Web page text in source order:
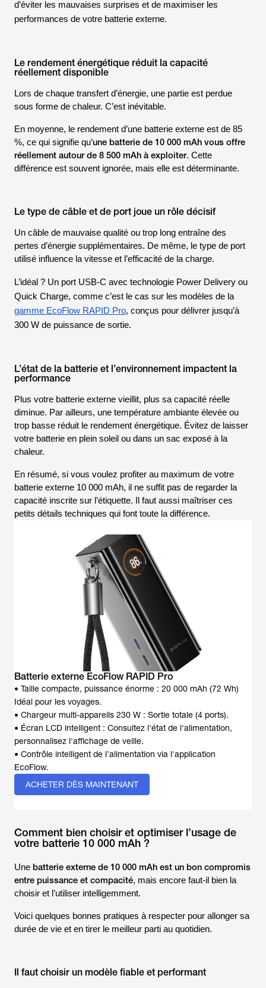
d’éviter les mauvaises surprises et de maximiser les
performances de votre batterie externe.
Le rendement énergétique réduit la capacité
réellement disponible
Lors de chaque transfert d’énergie, une partie est perdue
sous forme de chaleur. C’est inévitable.
En moyenne, le rendement d’une batterie externe est de 85
%, ce qui signifie qu’une batterie de 10 000 mAh vous offre
réellement autour de 8 500 mAh à exploiter. Cette
différence est souvent ignorée, mais elle est déterminante.
Le type de câble et de port joue un rôle décisif
Un câble de mauvaise qualité ou trop long entraîne des
pertes d’énergie supplémentaires. De même, le type de port
utilisé influence la vitesse et l’efficacité de la charge.
L’idéal ? Un port USB-C avec technologie Power Delivery ou
Quick Charge, comme c’est le cas sur les modèles de la
gamme EcoFlow RAPID Pro, conçus pour délivrer jusqu’à
300 W de puissance de sortie.
L’état de la batterie et l’environnement impactent la
performance
Plus votre batterie externe vieillit, plus sa capacité réelle
diminue. Par ailleurs, une température ambiante élevée ou
trop basse réduit le rendement énergétique. Évitez de laisser
votre batterie en plein soleil ou dans un sac exposé à la
chaleur.
En résumé, si vous voulez profiter au maximum de votre
batterie externe 10 000 mAh, il ne suffit pas de regarder la
capacité inscrite sur l’étiquette. Il faut aussi maîtriser ces
petits détails techniques qui font toute la différence.
Batterie externe EcoFlow RAPID Pro
• Taille compacte, puissance énorme : 20 000 mAh (72 Wh)
Idéal pour les voyages.
• Chargeur multi-appareils 230 W : Sortie totale (4 ports).
• Écran LCD intelligent : Consultez l'état de l'alimentation,
personnalisez l'affichage de veille.
• Contrôle intelligent de l’alimentation via l'application
EcoFlow.
ACHETER DÈS MAINTENANT
Comment bien choisir et optimiser l’usage de
votre batterie 10 000 mAh ?
Une batterie externe de 10 000 mAh est un bon compromis
entre puissance et compacité, mais encore faut-il bien la
choisir et l’utiliser intelligemment.
Voici quelques bonnes pratiques à respecter pour allonger sa
durée de vie et en tirer le meilleur parti au quotidien.
Il faut choisir un modèle fiable et performant